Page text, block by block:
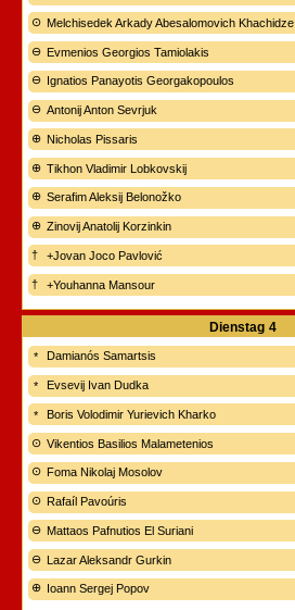
Melchisedek Arkady Abesalomovich Khachidze
Evmenios Georgios Tamiolakis
Ignatios Panayotis Georgakopoulos
Antonij Anton Sevrjuk
Nicholas Pissaris
Tikhon Vladimir Lobkovskij
Serafim Aleksij Belonožko
Zinovij Anatolij Korzinkin
+Jovan Joco Pavlović
+Youhanna Mansour
Dienstag 4
Damianós Samartsis
Evsevij Ivan Dudka
Boris Volodimir Yurievich Kharko
Vikentios Basilios Malametenios
Foma Nikolaj Mosolov
Rafaíl Pavoúris
Mattaos Pafnutios El Suriani
Lazar Aleksandr Gurkin
Ioann Sergej Popov